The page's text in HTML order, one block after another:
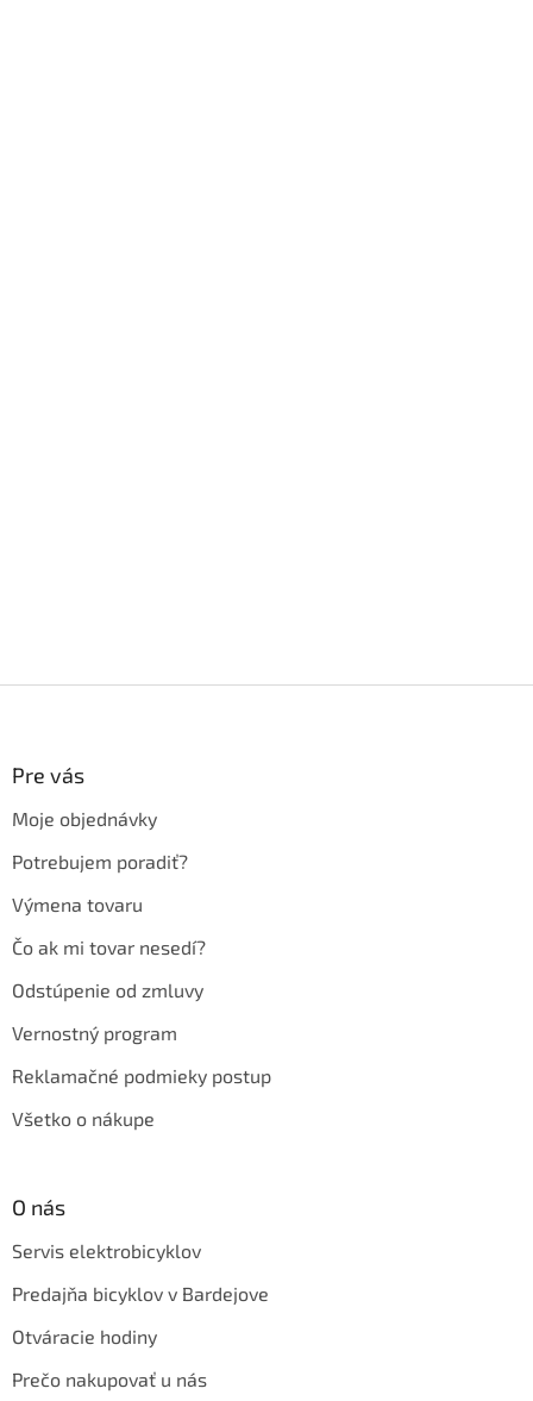
Pre vás
Moje objednávky
Potrebujem poradiť?
Výmena tovaru
Čo ak mi tovar nesedí?
Odstúpenie od zmluvy
Vernostný program
Reklamačné podmieky postup
Všetko o nákupe
O nás
Servis elektrobicyklov
Predajňa bicyklov v Bardejove
Otváracie hodiny
Prečo nakupovať u nás